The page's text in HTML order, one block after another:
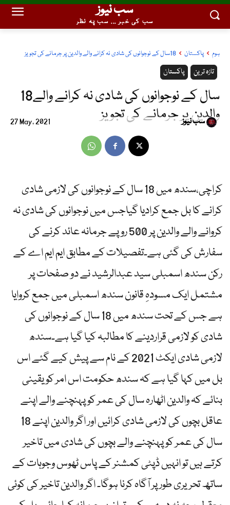
سب نیوز
سب کی خبر ... سب پہ نظر
ہوم پاکستان 18سال کے نوجوانوں کی شادی نہ کرانے والے والدین پر جرمانے کی تجویز
پاکستان تازہ ترین
18سال کے نوجوانوں کی شادی نہ کرانے والے
والدین پر جرمانے کی تجویز
27 May, 2021 سب نیوز
کراچی،سندھ میں 18 سال کے نوجوانوں کی لازمی شادی
کرانے کا بل جمع کرادیا گیاجس میں نوجوانوں کی شادی نہ
کروانے والے والدین پر 500 روپے جرمانہ عائد کرنے کی
سفارش کی گئی ہے۔تفصیلات کے مطابق ایم ایم اے کے
رکن سندھ اسمبلی سید عبدالرشید نے دو صفحات پر
مشتمل ایک مسودہِ قانون سندھ اسمبلی میں جمع کروایا
ہے جس کے تحت سندھ میں 18 سال کے نوجوانوں کی
شادی کو لازمی قراردینے کا مطالبہ کیا گیا ہے۔سندھ
لازمی شادی ایکٹ 2021 کے نام سے پیش کیے گئے اس
بل میں کہا گیا ہے کہ سندھ حکومت اس امر کو یقینی
بنائے کہ والدین اٹھارہ سال کی عمر کو پہنچنے والے اپنے
عاقل بچوں کی لازمی شادی کرائیں اور اگر والدین اپنے 18
سال کی عمر کو پہنچنے والے بچوں کی شادی میں تاخیر
کرتے ہیں تو انہیں ڈپٹی کمشنر کے پاس ٹھوس وجوہات کے
ساتھ تحریری طور پر آگاہ کرنا ہوگا۔ اگر والدین تاخیر کی کوئی